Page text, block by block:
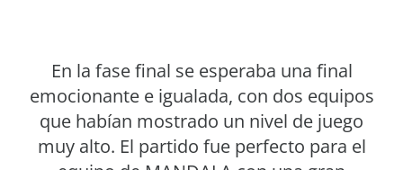
En la fase final se esperaba una final
emocionante e igualada, con dos equipos
que habían mostrado un nivel de juego
muy alto. El partido fue perfecto para el